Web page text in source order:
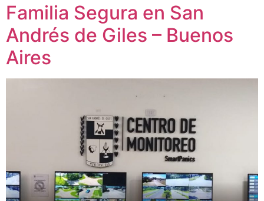
Familia Segura en San
Andrés de Giles – Buenos
Aires